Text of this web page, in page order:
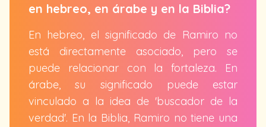
en hebreo, en árabe y en la Biblia?
En hebreo, el significado de Ramiro no
está directamente asociado, pero se
puede relacionar con la fortaleza. En
árabe, su significado puede estar
vinculado a la idea de 'buscador de la
verdad'. En la Biblia, Ramiro no tiene una